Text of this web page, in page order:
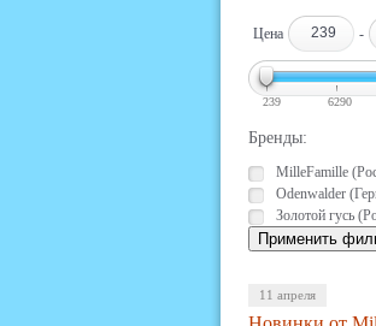
Цена -
239 6290
Бренды:
MilleFamille
Odenwalder
Золотой гусь
11 апреля